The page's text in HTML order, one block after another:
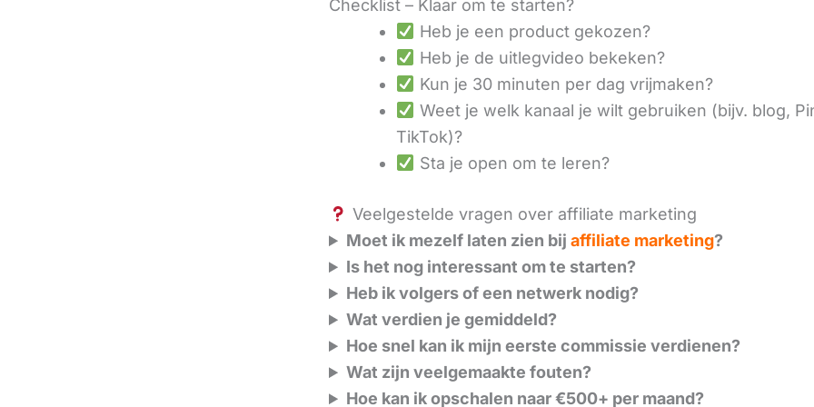
Checklist – Klaar om te starten?
Heb je een product gekozen?
Heb je de uitlegvideo bekeken?
Kun je 30 minuten per dag vrijmaken?
Weet je welk kanaal je wilt gebruiken (bijv. blog,
TikTok)?
Sta je open om te leren?
Veelgestelde vragen over affiliate marketing
Moet ik mezelf laten zien bijaffiliate marketing?
Is het nog interessant om te starten?
Heb ik volgers of een netwerk nodig?
Wat verdien je gemiddeld?
Hoe snel kan ik mijn eerste commissie verdienen?
Wat zijn veelgemaakte fouten?
Hoe kan ik opschalen naar €500+ per maand?